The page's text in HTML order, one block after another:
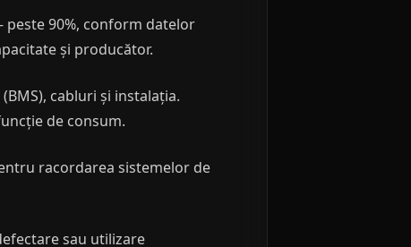
90%, conform datelor
și producător.
cabluri și instalația.
de consum.
racordarea sistemelor de
sau utilizare